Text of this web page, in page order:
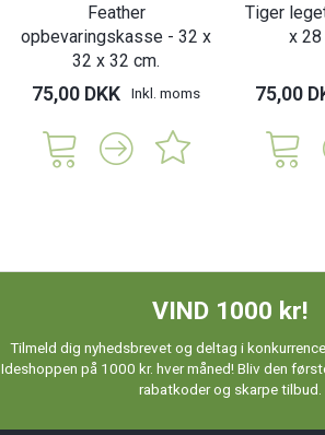
Feather
opbevaringskasse - 32 x
32 x 32 cm.
75,00 DKK Inkl. moms
Tiger
x 28
75,00
VIND 1000 kr!
Tilmeld dig nyhedsbrevet og deltag i
Ideshoppen på 1000 kr. hver måned! Bliv den
rabatkoder og skarpe tilbud.